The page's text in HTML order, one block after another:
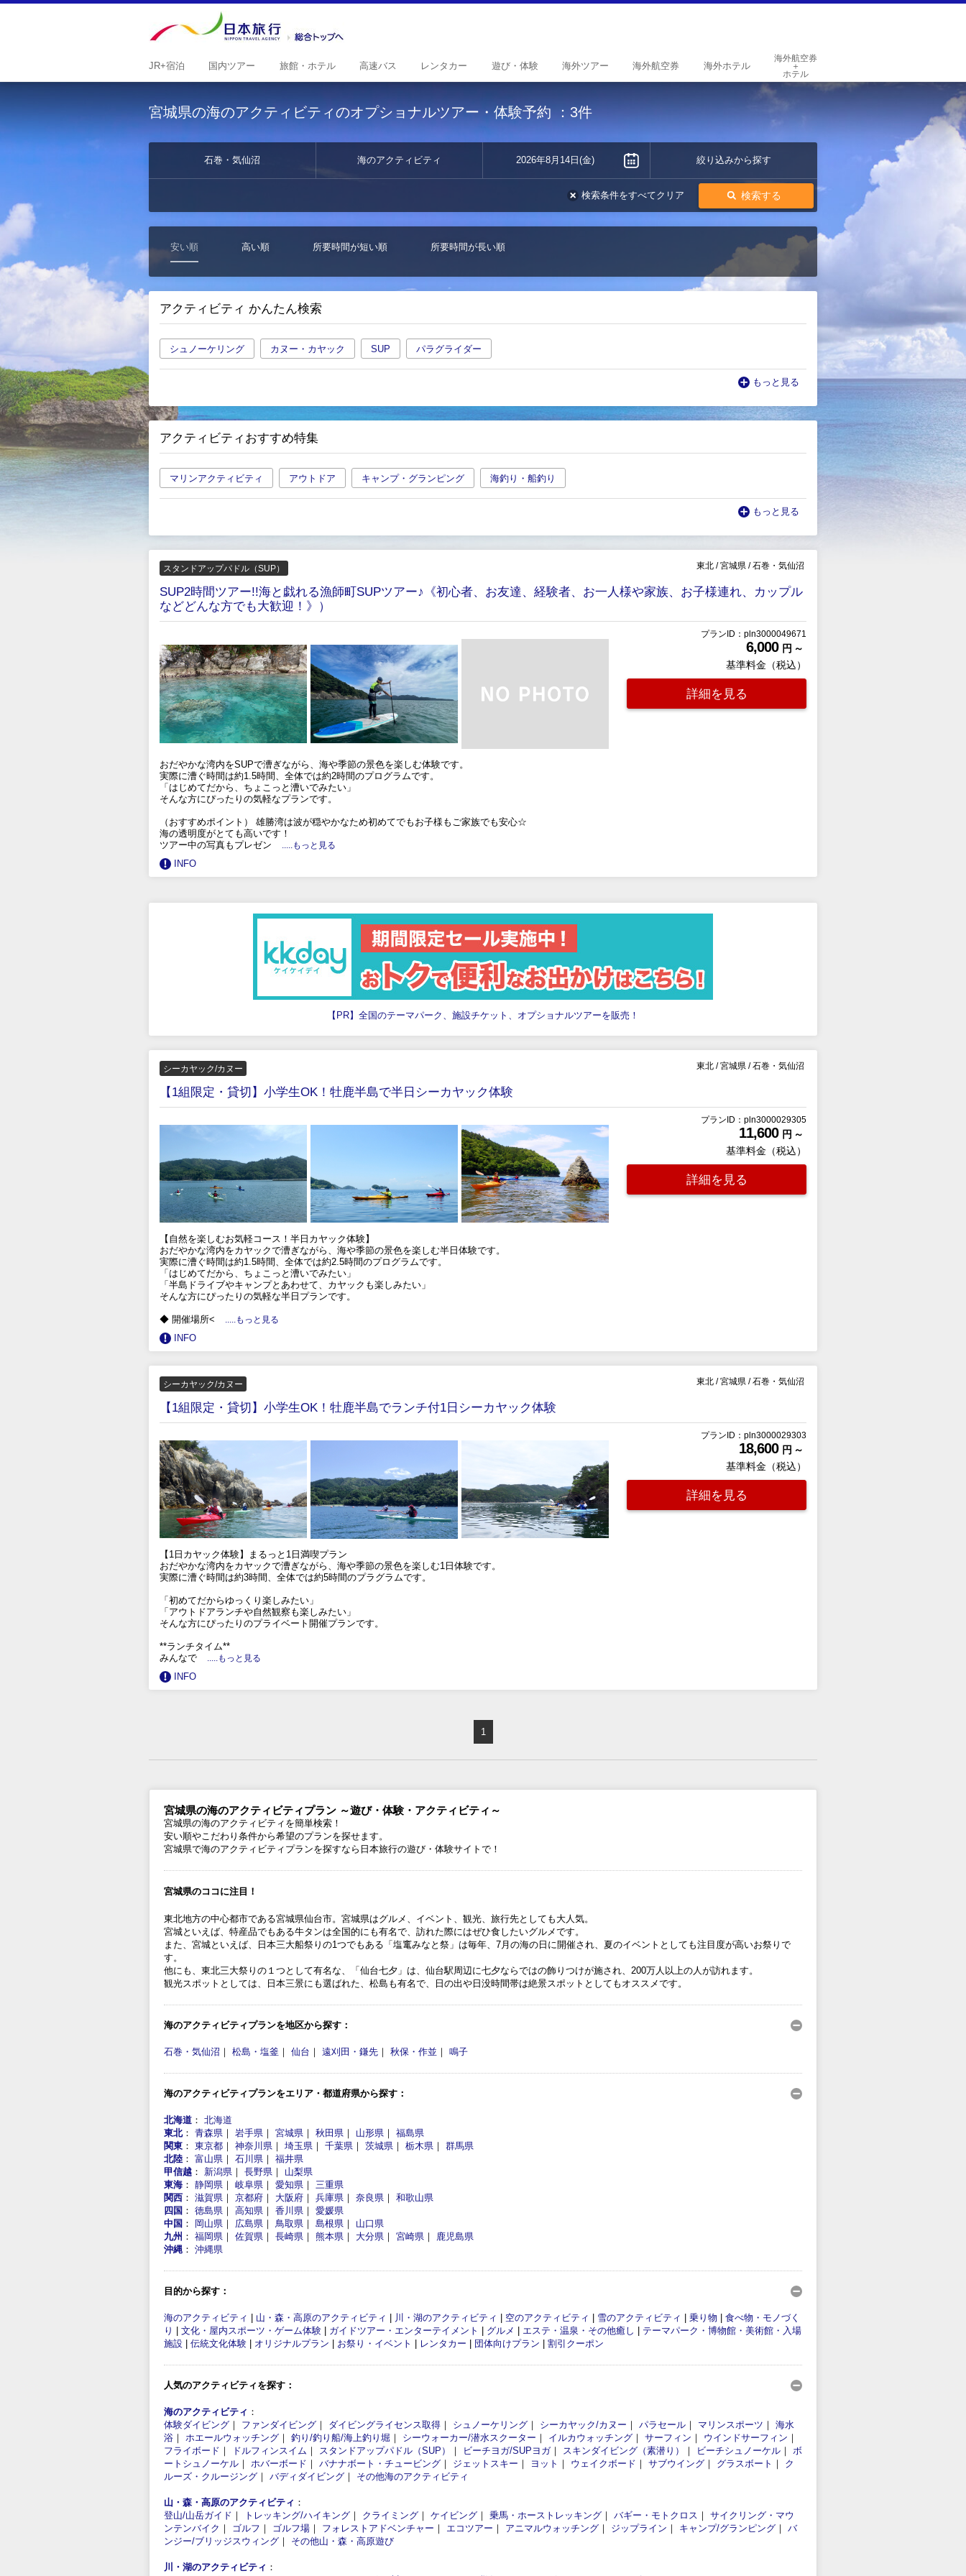
JR+宿泊 国内ツアー 旅館・ ホテル 高速バス レンタ カー 遊び・ 体験 海外ツアー 海外航空券 海外ホテル
海外航空券
＋
ホテル
宮城県の海のアクティビティのオプショナルツアー・体験予約 ：3件
石巻・気仙沼 海のアクティビティ 2026年8月14日(金) 絞り込みから探す
検索する
検索条件をすべてクリア
安い順 高い順 所要時間が短い順 所要時間が長い順
アクティビティ かんたん検索
シュノーケリング カヌー・カヤック SUP パラグライダー
もっと見る
アクティビティおすすめ特集
マリンアクティビティ アウトドア キャンプ・グランピング 海釣り・船釣り
もっと見る
スタンドアップパドル（SUP） 東北 / 宮城県 / 石巻・気仙沼
SUP2時間ツアー!!海と戯れる漁師町SUPツアー♪《初心者、お友達、経験者、お一人様や家族、お子様連れ、カップル
などどんな方でも大歓迎！》）
プランID：pln3000049671
6,000 円 ～
基準料金（税込）
詳細を見る
おだやかな湾内をSUPで漕ぎながら、海や季節の景色を楽しむ体験です。
実際に漕ぐ時間は約1.5時間、全体では約2時間のプログラムです。
「はじめてだから、ちょこっと漕いでみたい」
そんな方にぴったりの気軽なプランです。
（おすすめポイント） 雄勝湾は波が穏やかなため初めてでもお子様もご家族でも安心☆
海の透明度がとても高いです！
ツアー中の写真もプレゼン
.....もっと見る
INFO
【PR】全国のテーマパーク、施設チケット、オプショナルツアーを販売！
シーカヤック/カヌー 東北 / 宮城県 / 石巻・気仙沼
【1組限定・貸切】小学生OK！牡鹿半島で半日シーカヤック体験
プランID：pln3000029305
11,600 円 ～
基準料金（税込）
詳細を見る
【自然を楽しむお気軽コース！半日カヤック体験】
おだやかな湾内をカヤックで漕ぎながら、海や季節の景色を楽しむ半日体験です。
実際に漕ぐ時間は約1.5時間、全体では約2.5時間のプログラムです。
「はじめてだから、ちょこっと漕いでみたい」
「半島ドライブやキャンプとあわせて、カヤックも楽しみたい」
そんな方にぴったりの気軽な半日プランです。
◆ 開催場所< .....もっと見る
INFO
シーカヤック/カヌー 東北 / 宮城県 / 石巻・気仙沼
【1組限定・貸切】小学生OK！牡鹿半島でランチ付1日シーカヤック体験
プランID：pln3000029303
18,600 円 ～
基準料金（税込）
詳細を見る
【1日カヤック体験】まるっと1日満喫プラン
おだやかな湾内をカヤックで漕ぎながら、海や季節の景色を楽しむ1日体験です。
実際に漕ぐ時間は約3時間、全体では約5時間のプラグラムです。
「初めてだからゆっくり楽しみたい」
「アウトドアランチや自然観察も楽しみたい」
そんな方にぴったりのプライベート開催プランです。
**ランチタイム**
みんなで
.....もっと見る
INFO
1
宮城県の海のアクティビティプラン ～遊び・体験・アクティビティ～
宮城県の海のアクティビティを簡単検索！
安い順やこだわり条件から希望のプランを探せます。
宮城県で海のアクティビティプランを探すなら日本旅行の遊び・体験サイトで！
宮城県のココに注目！
東北地方の中心都市である宮城県仙台市。宮城県はグルメ、イベント、観光、旅行先としても大人気。
宮城といえば、特産品でもある牛タンは全国的にも有名で、訪れた際にはぜひ食したいグルメです。
また、宮城といえば、日本三大船祭りの1つでもある「塩竃みなと祭」は毎年、7月の海の日に開催され、夏のイベントとしても注目度が高いお祭りで
す。
他にも、東北三大祭りの１つとして有名な、「仙台七夕」は、仙台駅周辺に七夕ならではの飾りつけが施され、200万人以上の人が訪れます。
観光スポットとしては、日本三景にも選ばれた、松島も有名で、日の出や日没時間帯は絶景スポットとしてもオススメです。
海のアクティビティプランを地区から探す：
石巻・気仙沼 ｜ 松島・塩釜 ｜ 仙台 ｜ 遠刈田・鎌先 ｜ 秋保・作並 ｜ 鳴子
海のアクティビティプランをエリア・都道府県から探す：
北海道 ： 北海道
東北： 青森県 ｜ 岩手県 ｜ 宮城県 ｜ 秋田県 ｜ 山形県 ｜ 福島県
関東 ： 東京都 ｜ 神奈川県 ｜ 埼玉県 ｜ 千葉県 ｜ 茨城県 ｜ 栃木県 ｜ 群馬県
北陸 ： 富山県 ｜ 石川県 ｜ 福井県
甲信越 ： 新潟県 ｜ 長野県 ｜ 山梨県
東海 ： 静岡県 ｜ 岐阜県 ｜ 愛知県 ｜ 三重県
関西 ： 滋賀県 ｜ 京都府 ｜ 大阪府 ｜ 兵庫県 ｜ 奈良県 ｜ 和歌山県
四国 ： 徳島県 ｜ 高知県 ｜ 香川県 ｜ 愛媛県
中国 ： 岡山県 ｜ 広島県 ｜ 鳥取県 ｜ 島根県 ｜ 山口県
九州 ： 福岡県 ｜ 佐賀県 ｜ 長崎県 ｜ 熊本県 ｜ 大分県 ｜ 宮崎県 ｜
鹿児島県
沖縄 ： 沖縄県
目的から探す：
海のアクティビティ 山・森・高原のアクティビティ 川・湖のアクティビティ 空のアクティビティ 雪のアクティビティ 乗り物
食べ物・モノづく
り
文化・屋内スポーツ・ゲーム体験 ガイドツアー・エンターテイメント グルメ エステ・温泉・その他癒し
テーマパーク・博物館・美術館・入場
施設
伝統文化体験 オリジナルプラン お祭り・イベント レンタカー 団体向けプラン 割引クーポン
人気のアクティビティを探す：
海のアクティビティ ：
体験ダイビング ｜ ファンダイビング ｜ ダイビングライセンス取得 ｜ シュノーケリング ｜ シーカヤック/カヌー ｜ パラセール ｜ マリンスポーツ ｜ 海水
浴 ｜ ホエールウォッチング ｜ 釣り/釣り船/海上釣り堀 ｜ シーウォーカー/潜水スクーター ｜ イルカウォッチング ｜ サーフィン ｜ ウインドサーフィン ｜
フライボード ｜ ドルフィンスイム ｜ スタンドアップパドル（SUP） ｜ ビーチヨガ/SUPヨガ｜ スキンダイビング（素潜り） ｜ ビーチシュノーケル ｜ ボ
ートシュノーケル ｜ ホバーボード ｜ バナナボート・チュービング ｜ ジェットスキー ｜ ヨット ｜ ウェイクボード ｜ サブウイング ｜ グラスボート ｜ ク
ルーズ・クルージング ｜ バディダイビング ｜ その他海のアクティビティ
山・森・高原のアクティビティ ：
登山/山岳ガイド ｜ トレッキング/ハイキング ｜ クライミング ｜ ケイビング ｜ 乗馬・ホーストレッキング ｜ バギー・モトクロス ｜ サイクリング・マウ
ンテンバイク ｜ ゴルフ ｜ ゴルフ場 ｜ フォレストアドベンチャー ｜ エコツアー ｜ アニマルウォッチング ｜ ジップライン ｜ キャンプ/グランピング ｜ バ
ンジー/ブリッジスウィング ｜ その他山・森・高原遊び
川・湖のアクティビティ ：